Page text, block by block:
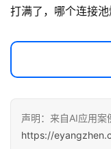
打满了，哪个连接池
声明：来自AI应用案
https://